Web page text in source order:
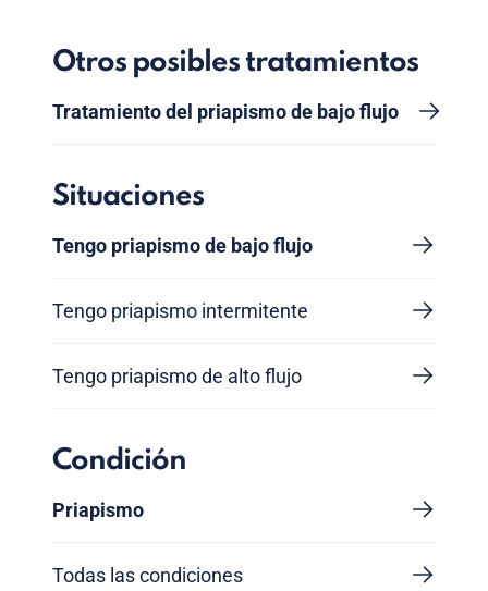
Otros posibles tratamientos
Tratamiento del priapismo de bajo flujo
Situaciones
Tengo priapismo de bajo flujo
Tengo priapismo intermitente
Tengo priapismo de alto flujo
Condición
Priapismo
Todas las condiciones